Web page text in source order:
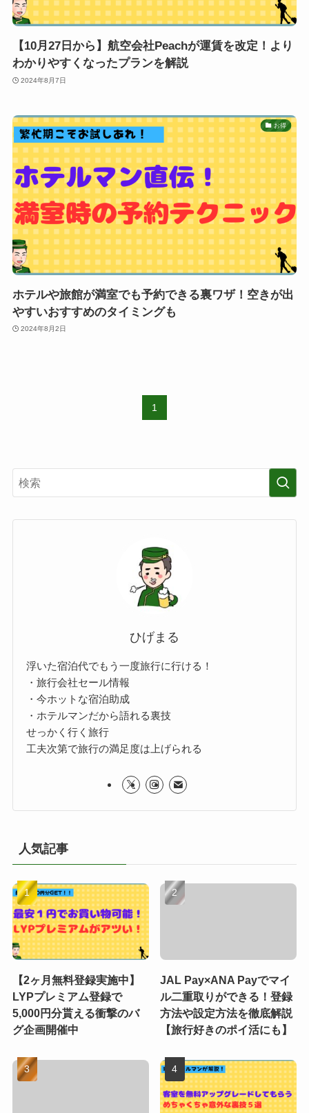
【10月27日から】航空会社Peachが運賃を改定！より
わかりやすくなったプランを解説
2024年8月7日
お得
ホテルや旅館が満室でも予約できる裏ワザ！空きが出
やすいおすすめのタイミングも
2024年8月2日
1
ひげまる
浮いた宿泊代でもう一度旅行に行ける！
・旅行会社セール情報
・今ホットな宿泊助成
・ホテルマンだから語れる裏技
せっかく行く旅行
工夫次第で旅行の満足度は上げられる
人気記事
【2ヶ月無料登録実施中】
LYPプレミアム登録で
5,000円分貰える衝撃のバ
グ企画開催中
JAL Pay×ANA Payでマイ
ル二重取りができる！登録
方法や設定方法を徹底解説
【旅行好きのポイ活にも】